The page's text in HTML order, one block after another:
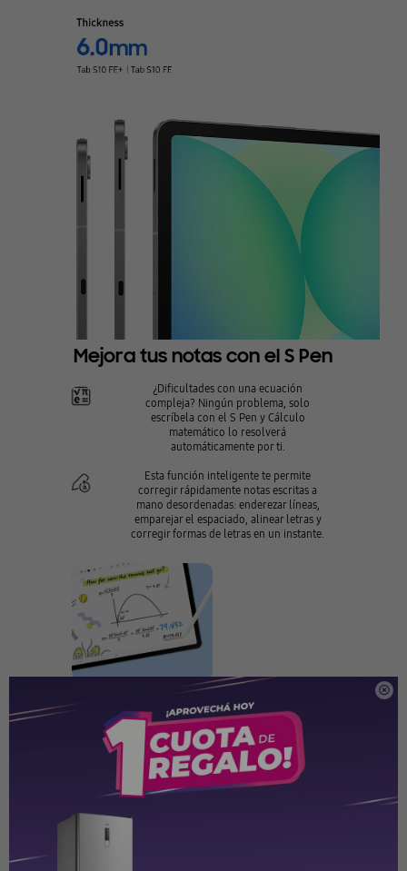

Mejora tus notas con el S Pen
¿Dificultades con una ecuación
compleja? Ningún problema, solo
escríbela con el S Pen y Cálculo
matemático lo resolverá
automáticamente por ti.
Esta función inteligente te permite
corregir rápidamente notas escritas a
mano desordenadas: enderezar líneas,
emparejar el espaciado, alinear letras y
corregir formas de letras en un instante.
Presionar una sola vez. El
acceso a la AI
Toca una vez la tecla de Galaxy AI para acceder al instante a
tu mundo de AI. Personaliza el botón con tu asistente de AI
preferido para simplificar el flujo y obtener ayuda